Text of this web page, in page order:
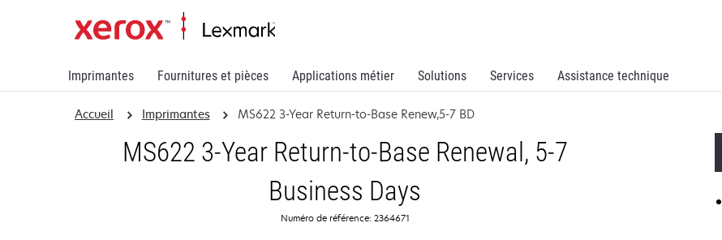
Imprimantes Fournitures et pièces Applications métier Solutions Services Assistance technique
Accueil Imprimantes MS622 3-Year Return-to-Base Renew,5-7 BD
MS622 3-Year Return-to-Base Renewal, 5-7
Business Days
Numéro de référence: 2364671